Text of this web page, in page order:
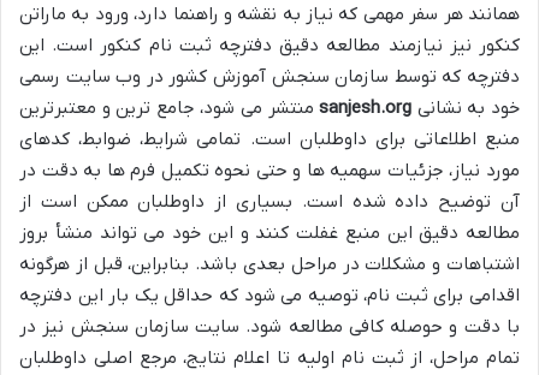
همانند هر سفر مهمی که نیاز به نقشه و راهنما دارد، ورود به ماراتن
کنکور نیز نیازمند مطالعه دقیق دفترچه ثبت نام کنکور است. این
دفترچه که توسط سازمان سنجش آموزش کشور در وب سایت رسمی
خود به نشانی sanjesh.orgمنتشر می شود، جامع ترین و معتبرترین
منبع اطلاعاتی برای داوطلبان است. تمامی شرایط، ضوابط، کدهای
مورد نیاز، جزئیات سهمیه ها و حتی نحوه تکمیل فرم ها به دقت در
آن توضیح داده شده است. بسیاری از داوطلبان ممکن است از
مطالعه دقیق این منبع غفلت کنند و این خود می تواند منشأ بروز
اشتباهات و مشکلات در مراحل بعدی باشد. بنابراین، قبل از هرگونه
اقدامی برای ثبت نام، توصیه می شود که حداقل یک بار این دفترچه
با دقت و حوصله کافی مطالعه شود. سایت سازمان سنجش نیز در
تمام مراحل، از ثبت نام اولیه تا اعلام نتایج، مرجع اصلی داوطلبان